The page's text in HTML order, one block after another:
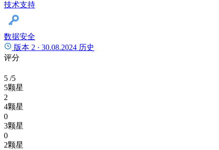
技术支持
数据安全
版本 2 · 30.08.2024 历史
评分
5 /5
5颗星
2
4颗星
0
3颗星
0
2颗星